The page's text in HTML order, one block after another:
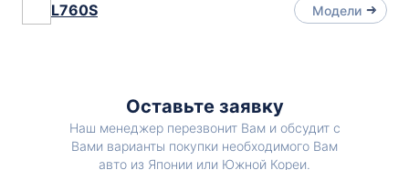
L760S Модели
Оставьте заявку
Наш менеджер перезвонит Вам и обсудит с
Вами варианты покупки необходимого Вам
авто из Японии или Южной Кореи.